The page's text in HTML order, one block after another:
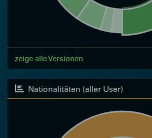
zeige alle Versionen
Nationalitäten (aller User)